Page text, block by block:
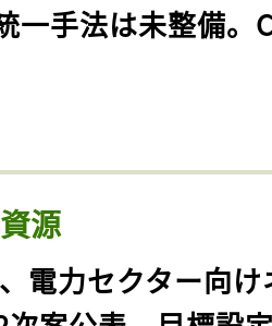
一手法は未整備。
源
電力セクター向